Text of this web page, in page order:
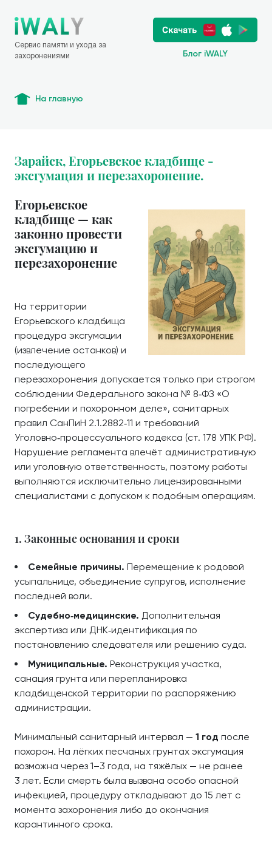
Сервис памяти и ухода за
захоронениями
Блог iWALY
На главную
Зарайск, Егорьевское кладбище -
эксгумация и перезахоронение.
Егорьевское
кладбище — как
законно провести
эксгумацию и
перезахоронение
На территории
Егорьевского кладбища
процедура эксгумации
(извлечение останков) и
последующего
перезахоронения допускается только при строгом
соблюдении Федерального закона № 8‑ФЗ «О
погребении и похоронном деле», санитарных
правил СанПиН 2.1.2882‑11 и требований
Уголовно‑процессуального кодекса (ст. 178 УПК РФ).
Нарушение регламента влечёт административную
или уголовную ответственность, поэтому работы
выполняются исключительно лицензированными
специалистами с допуском к подобным операциям.
1. Законные основания и сроки
Семейные причины. Перемещение к родовой
усыпальнице, объединение супругов, исполнение
последней воли.
Судебно‑медицинские. Дополнительная
экспертиза или ДНК‑идентификация по
постановлению следователя или решению суда.
Муниципальные. Реконструкция участка,
санация грунта или перепланировка
кладбищенской территории по распоряжению
администрации.
Минимальный санитарный интервал — 1 год после
похорон. На лёгких песчаных грунтах эксгумация
возможна через 1–3 года, на тяжёлых — не ранее
3 лет. Если смерть была вызвана особо опасной
инфекцией, процедуру откладывают до 15 лет с
момента захоронения либо до окончания
карантинного срока.